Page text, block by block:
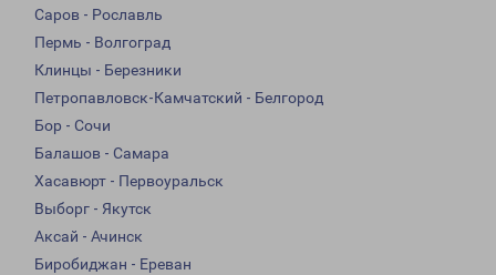
Саров - Рославль
Пермь - Волгоград
Клинцы - Березники
Петропавловск-Камчатский - Белгород
Бор - Сочи
Балашов - Самара
Хасавюрт - Первоуральск
Выборг - Якутск
Аксай - Ачинск
Биробиджан - Ереван